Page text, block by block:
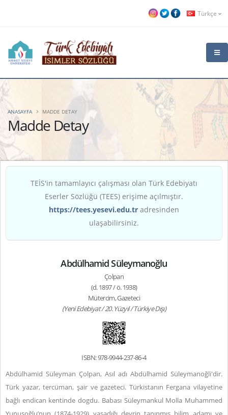
Türkçe
Madde Detay
ANASAYFA MADDE DETAY
TEİS'in tamamlayıcı çalışması olan Türk Edebiyatı
Eserler Sözlüğü (TEES) erişime açılmıştır.
https://tees.yesevi.edu.tr adresinden
ulaşabilirsiniz.
Abdülhamid Süleymanoğlu
Çolpan
(d. 1897 / ö. 1938)
Mütercim, Gazeteci
(Yeni Edebiyat / 20. Yüzyıl / Türkiye Dışı)
ISBN: 978-9944-237-86-4
Abdülhamid Süleyman Çolpan, Asıl adı Abdülhamid Süleymanoğli'dir.
Türk yazar, tercüman, şair ve gazeteci. Türkistanın Fergana vilayetine
bağlı endican kentinde dogdu. Babası Süleymankul Molla Muhammed